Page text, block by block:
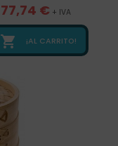
77,74 € + IVA
 ¡AL CARRITO!